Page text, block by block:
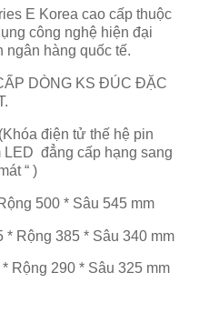
E Korea cao cấp thuộc
công nghệ hiện đại
hàng quốc tế.
DÒNG KS ĐÚC ĐẶC
điện tử thế hệ pin
LED đẳng cấp hạng sang
“ )
500 * Sâu 545 mm
Rộng 385 * Sâu 340 mm
Rộng 290 * Sâu 325 mm